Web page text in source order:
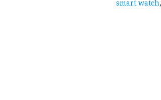
smart watch,